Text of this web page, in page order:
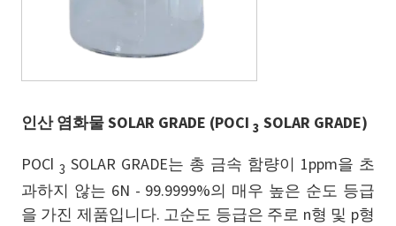
인산 염화물 SOLAR GRADE (POCl 3 SOLAR GRADE)
POCl 3 SOLAR GRADE는 총 금속 함량이 1ppm을 초
과하지 않는 6N - 99.9999%의 매우 높은 순도 등급
을 가진 제품입니다. 고순도 등급은 주로 n형 및 p형